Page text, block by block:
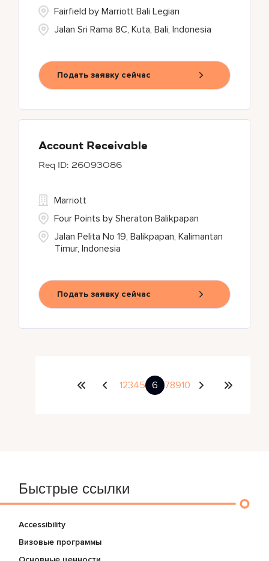
Jalan Sri Rama 8C, Kuta, Bali, Indonesia
Fairfield by Marriott Bali Legian
Подать заявку сейчас
Account Receivable
26093086
Jalan Pelita No 19, Balikpapan, Kalimantan
Timur, Indonesia
Marriott
Four Points by Sheraton Balikpapan
Подать заявку сейчас
12345 6 78910
Быстрые ссылки
Accessibility
Визовые программы